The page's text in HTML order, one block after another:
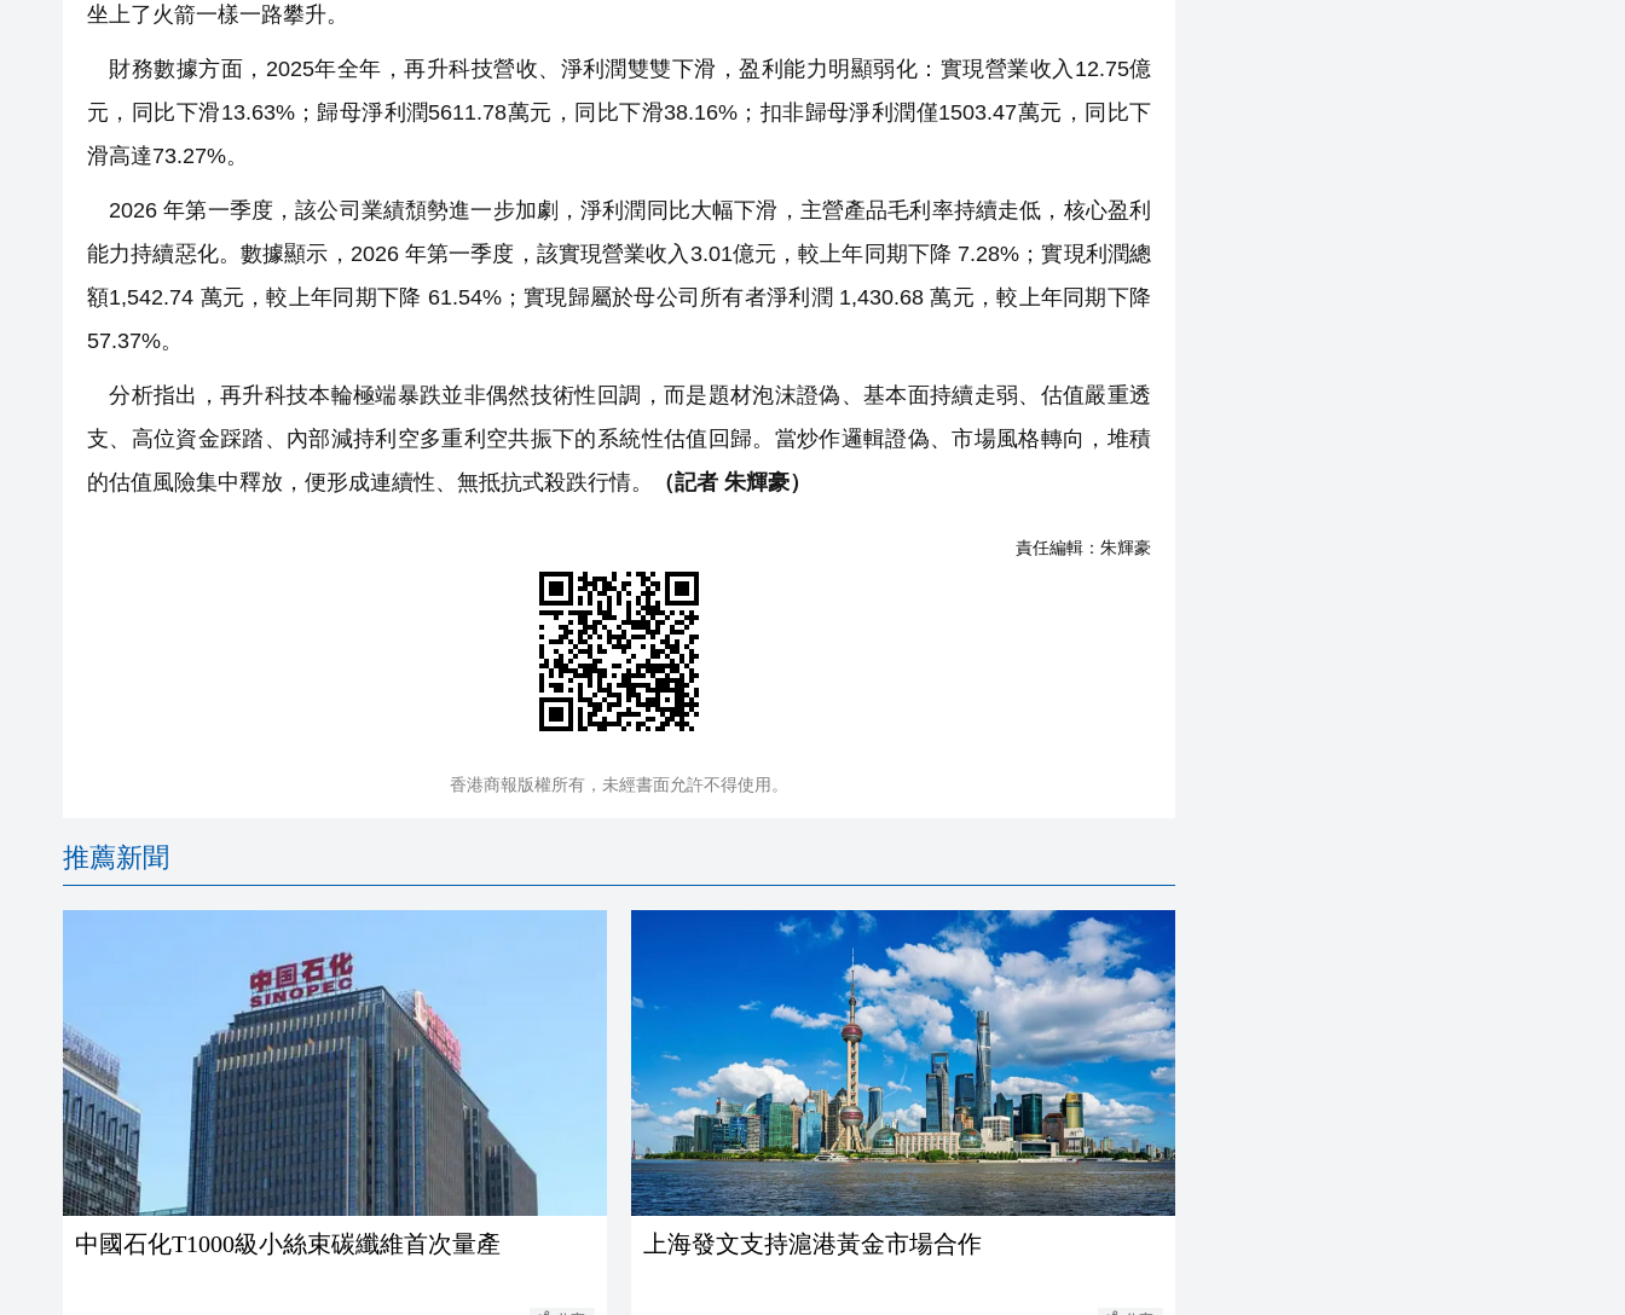
坐上了火箭一樣一路攀升。
財務數據方面，2025年全年，再升科技營收、淨利潤雙雙下滑，盈利能力明顯弱化：實現營業收入12.75億
元，同比下滑13.63%；歸母淨利潤5611.78萬元，同比下滑38.16%；扣非歸母淨利潤僅1503.47萬元，同比下
滑高達73.27%。
2026 年第一季度，該公司業績頹勢進一步加劇，淨利潤同比大幅下滑，主營產品毛利率持續走低，核心盈利
能力持續惡化。數據顯示，2026 年第一季度，該實現營業收入3.01億元，較上年同期下降 7.28%；實現利潤總
額1,542.74 萬元，較上年同期下降 61.54%；實現歸屬於母公司所有者淨利潤 1,430.68 萬元，較上年同期下降
57.37%。
分析指出，再升科技本輪極端暴跌並非偶然技術性回調，而是題材泡沫證偽、基本面持續走弱、估值嚴重透
支、高位資金踩踏、內部減持利空多重利空共振下的系統性估值回歸。當炒作邏輯證偽、市場風格轉向，堆積
的估值風險集中釋放，便形成連續性、無抵抗式殺跌行情。
（記者 朱輝豪）
責任編輯： 朱輝豪
香港商報版權所有，未經書面允許不得使用。
推薦新聞
中國石化T1000級小絲束碳纖維首次量產 上海發文支持滬港黃金市場合作